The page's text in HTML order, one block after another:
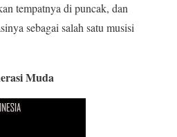
tempatnya di puncak, dan
sebagai salah satu musisi
Muda